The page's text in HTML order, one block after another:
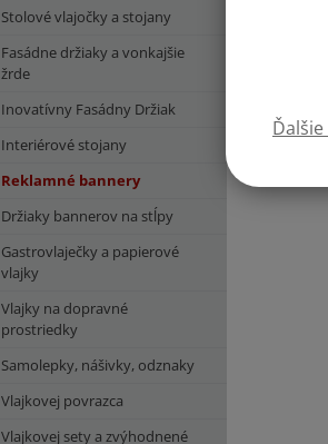
Stolové vlajočky a stojany
Fasádne držiaky a vonkajšie
žrde
Inovatívny Fasádny Držiak
Interiérové stojany
Reklamné bannery
Držiaky bannerov na stĺpy
Gastrovlaječky a papierové
vlajky
Vlajky na dopravné
prostriedky
Samolepky, nášivky, odznaky
Vlajkovej povrazca
Vlajkovej sety a zvýhodnené